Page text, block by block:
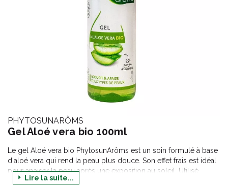
PHYTOSUNARÔMS
Gel Aloé vera bio 100ml
Le gel Aloé vera bio PhytosunArôms est un soin formulé à base
d'aloé vera qui rend la peau plus douce. Son effet frais est idéal
pour apaiser la peau après une exposition au soleil. Utilisé
quotidiennement, il protège également des irritations et laisse
Lire la suite...